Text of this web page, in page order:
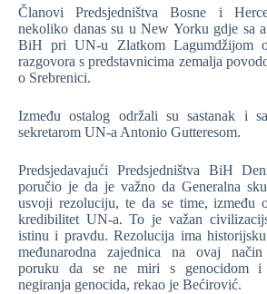
Članovi Predsjedništva Bosne i
nekoliko danas su u New Yorku gdje sa
BiH pri UN-u Zlatkom Lagumdžijom
razgovora s predstavnicima zemalja
o Srebrenici.
Između ostalog održali su sastanak i
sekretarom UN-a Antonio Gutteresom.
Predsjedavajući Predsjedništva BiH
poručio je da je važno da Generalna
usvoji rezoluciju, te da se time, između
kredibilitet UN-a. To je važan
istinu i pravdu. Rezolucija ima
međunarodna zajednica na ovaj
poruku da se ne miri s genocidom i
negiranja genocida, rekao je Bećirović.